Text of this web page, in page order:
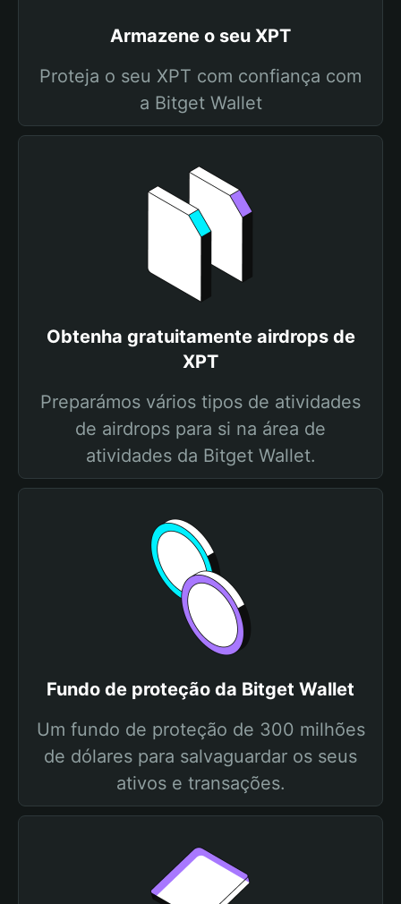
Armazene o seu XPT
Proteja o seu XPT com confiança com
a Bitget Wallet
Obtenha gratuitamente airdrops de
XPT
Preparámos vários tipos de atividades
de airdrops para si na área de
atividades da Bitget Wallet.
Fundo de proteção da Bitget Wallet
Um fundo de proteção de 300 milhões
de dólares para salvaguardar os seus
ativos e transações.